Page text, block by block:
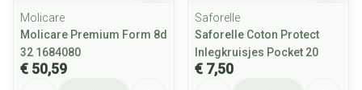
Molicare
Molicare Premium Form 8d
32 1684080
€ 50,59
Saforelle
Saforelle Coton Protect
Inlegkruisjes Pocket 20
€ 7,50